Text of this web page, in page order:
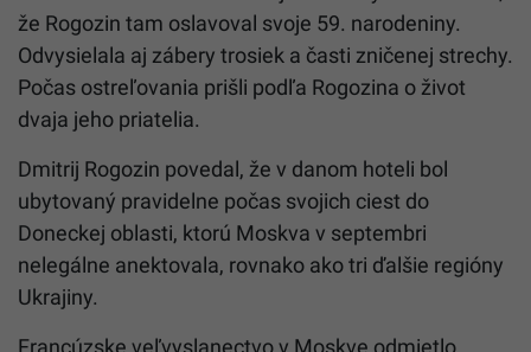
že Rogozin tam oslavoval svoje 59. narodeniny.
Odvysielala aj zábery trosiek a časti zničenej strechy.
Počas ostreľovania prišli podľa Rogozina o život
dvaja jeho priatelia.
Dmitrij Rogozin povedal, že v danom hoteli bol
ubytovaný pravidelne počas svojich ciest do
Doneckej oblasti, ktorú Moskva v septembri
nelegálne anektovala, rovnako ako tri ďalšie regióny
Ukrajiny.
Francúzske veľvyslanectvo v Moskve odmietlo